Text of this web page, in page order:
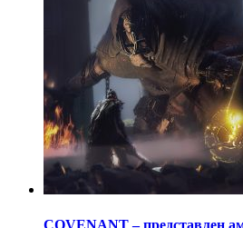
COVENANT – представлен